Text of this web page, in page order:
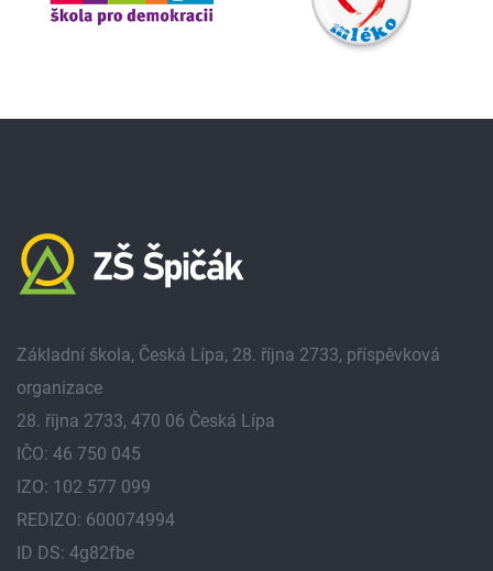
Základní škola, Česká Lípa, 28. října 2733, příspěvková
organizace
28. října 2733, 470 06 Česká Lípa
IČO: 46 750 045
IZO: 102 577 099
REDIZO: 600074994
ID DS: 4g82fbe